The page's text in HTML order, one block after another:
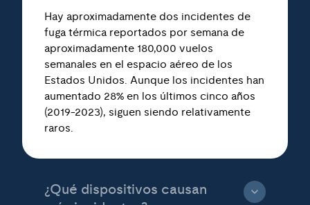
Hay aproximadamente dos incidentes de
fuga térmica reportados por semana de
aproximadamente 180,000 vuelos
semanales en el espacio aéreo de los
Estados Unidos. Aunque los incidentes han
aumentado 28% en los últimos cinco años
(2019-2023), siguen siendo relativamente
raros.
¿Qué dispositivos causan